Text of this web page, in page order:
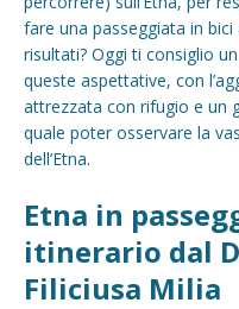
fare una passeggiata in
risultati? Oggi ti consiglio
queste aspettative, con
attrezzata con rifugio e un
quale poter osservare la
dell’Etna.
Etna in
itinerario dal
Filiciusa Milia